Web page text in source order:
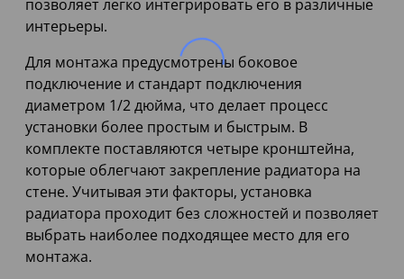
позволяет легко интегрировать его в различные
интерьеры.
Для монтажа предусмотрены боковое
подключение и стандарт подключения
диаметром 1/2 дюйма, что делает процесс
установки более простым и быстрым. В
комплекте поставляются четыре кронштейна,
которые облегчают закрепление радиатора на
стене. Учитывая эти факторы, установка
радиатора проходит без сложностей и позволяет
выбрать наиболее подходящее место для его
монтажа.